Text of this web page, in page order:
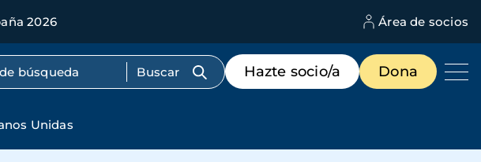
2026 Área de socios
completo
Menú
de
destacados
Hazte socio/a Dona
Unidas